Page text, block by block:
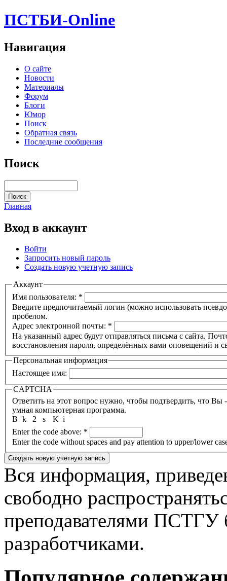
ПСТБИ-Online
Навигация
О сайте
Новости
Материалы
Форум
Блоги
Юмор
Поиск
Обратная связь
Последние сообщения
Поиск
Главная
Вход в аккаунт
Войти
Запросить новый пароль
Создать новую учетную запись
Аккаунт
Имя пользователя: *
Введите предпочитаемый логин (можно использовать
пробелом.
Адрес электронной почты: *
На указанный адрес будут отправляться письма с сайта.
восстановления пароля, определённых вами оповещений и
Персональная информация
Настоящее имя:
CAPTCHA
Ответить на этот вопрос нужно, чтобы подтвердить, что
умная компьютерная программа.
s
2
k i
K
B
Enter the code above: *
Enter the code without spaces and pay attention to upper/lower
Вся информация,
свободно
преподавателями ПСТГУ
разработчиками.